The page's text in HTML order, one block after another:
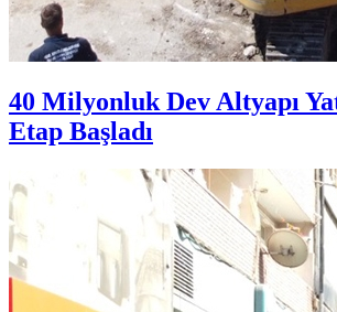
40 Milyonluk Dev Altyapı
Etap Başladı